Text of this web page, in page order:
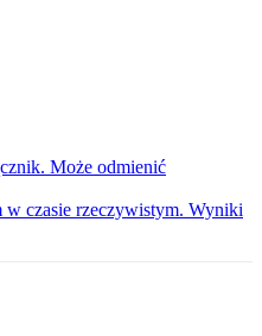
Może odmienić
w czasie rzeczywistym. Wyniki